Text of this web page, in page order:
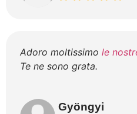
Adoro moltissimo le
Te ne sono grata.
Gyöngyi